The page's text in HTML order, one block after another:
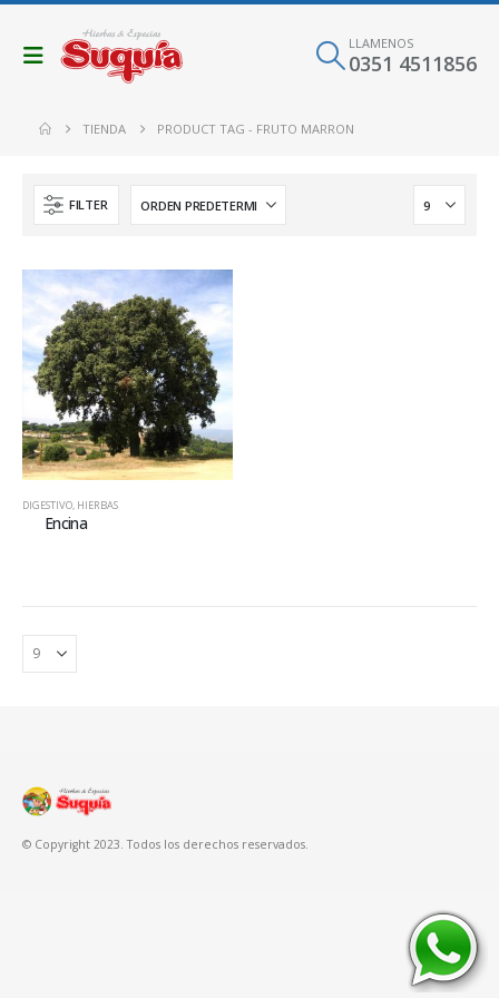
LLAMENOS
0351 4511856
TIENDA PRODUCT TAG - FRUTO MARRON
FILTER
DIGESTIVO, HIERBAS
Encina
© Copyright 2023. Todos los derechos reservados.